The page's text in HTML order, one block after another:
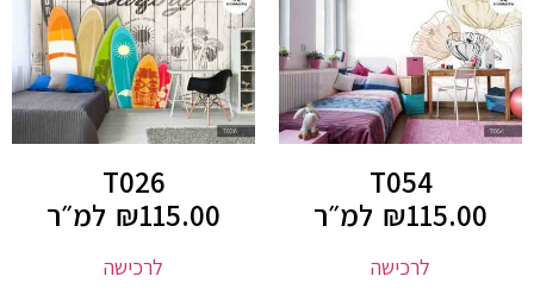
T054
₪115.00 למ״ר
לרכישה
T026
₪115.00 למ״ר
לרכישה